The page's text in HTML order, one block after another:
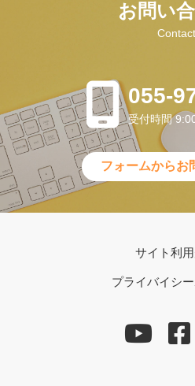
お問い
Contact
055-
受付時間
フォームからお
サイト利
プライバイシ